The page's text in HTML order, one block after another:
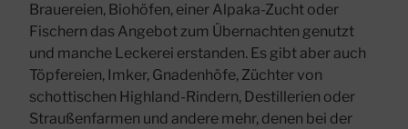
Brauereien, Biohöfen, einer Alpaka-Zucht oder
Fischern das Angebot zum Übernachten genutzt
und manche Leckerei erstanden. Es gibt aber auch
Töpfereien, Imker, Gnadenhöfe, Züchter von
schottischen Highland-Rindern, Destillerien oder
Straußenfarmen und andere mehr, denen bei der